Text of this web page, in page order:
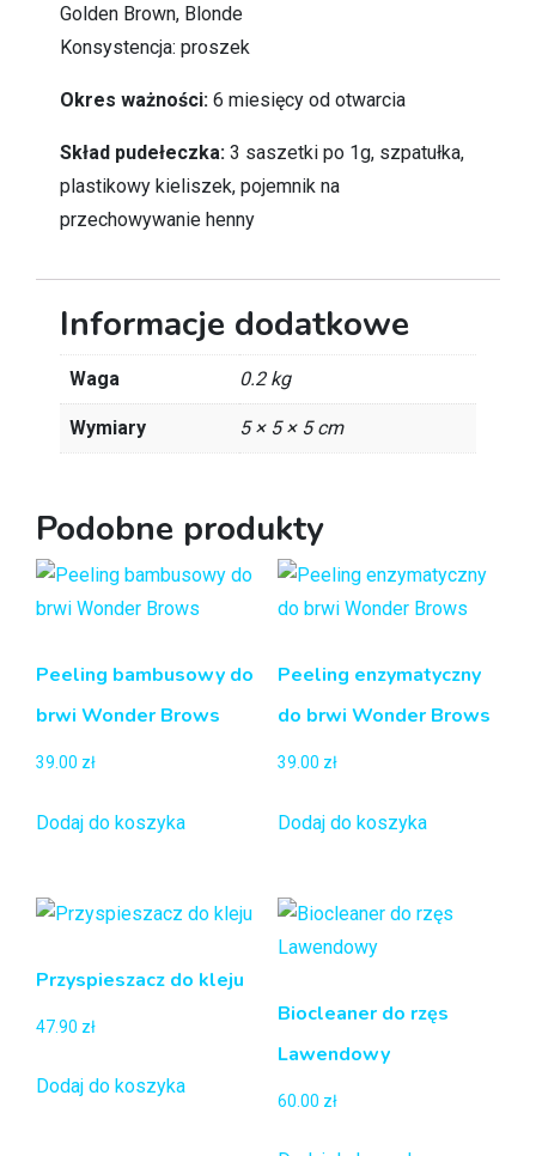
Golden Brown, Blonde
Konsystencja: proszek
Okres ważności: 6 miesięcy od otwarcia
Skład pudełeczka: 3 saszetki po 1g, szpatułka,
plastikowy kieliszek, pojemnik na
przechowywanie henny
Informacje dodatkowe
Waga 0.2 kg
Wymiary 5 × 5 × 5 cm
Podobne produkty
Peeling bambusowy do
brwi Wonder Brows
39.00 zł
Dodaj do koszyka
Peeling enzymatyczny
do brwi Wonder Brows
39.00 zł
Dodaj do koszyka
Przyspieszacz do kleju
47.90 zł
Dodaj do koszyka
Biocleaner do rzęs
Lawendowy
60.00 zł